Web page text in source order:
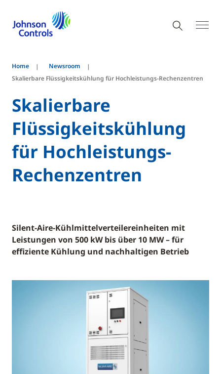
Home
Newsroom
Skalierbare Flüssigkeitskühlung für Hochleistungs-Rechenzentren
Skalierbare
Flüssigkeitskühlung
für Hochleistungs-
Rechenzentren
Silent-Aire-Kühlmittelverteilereinheiten mit
Leistungen von 500 kW bis über 10 MW – für
effiziente Kühlung und nachhaltigen Betrieb